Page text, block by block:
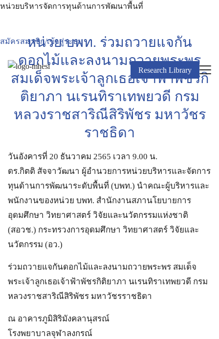
หน่วยบริหารจัดการทุนด้านการพัฒนาพื้นที่
สมัครสมาชิก/เข้าสู่ระบบ
Research Library
หน่วย บพท. ร่วมถวายแจกัน
ดอกไม้และลงนามถวายพระพร
สมเด็จพระเจ้าลูกเธอเจ้าฟ้าพัชรกิ
ติยาภา นเรนทิราเทพยวดี กรม
หลวงราชสาริณีสิริพัชร มหาวัชร
ราชธิดา
วันอังคารที่ 20 ธันวาคม 2565 เวลา 9.00 น.
ดร.กิตติ สัจจาวัฒนา ผู้อำนวยการหน่วยบริหารและจัดการ
ทุนด้านการพัฒนาระดับพื้นที่ (บพท.) นำคณะผู้บริหารและ
พนักงานของหน่วย บพท. สำนักงานสภานโยบายการ
อุดมศึกษา วิทยาศาสตร์ วิจัยและนวัตกรรมแห่งชาติ
(สอวช.) กระทรวงการอุดมศึกษา วิทยาศาสตร์ วิจัยและ
นวัตกรรม (อว.)
ร่วมถวายแจกันดอกไม้และลงนามถวายพระพร สมเด็จ
พระเจ้าลูกเธอเจ้าฟ้าพัชรกิติยาภา นเรนทิราเทพยวดี กรม
หลวงราชสาริณีสิริพัชร มหาวัชรราชธิดา
ณ อาคารภูมิสิริมังคลานุสรณ์
โรงพยาบาลจุฬาลงกรณ์